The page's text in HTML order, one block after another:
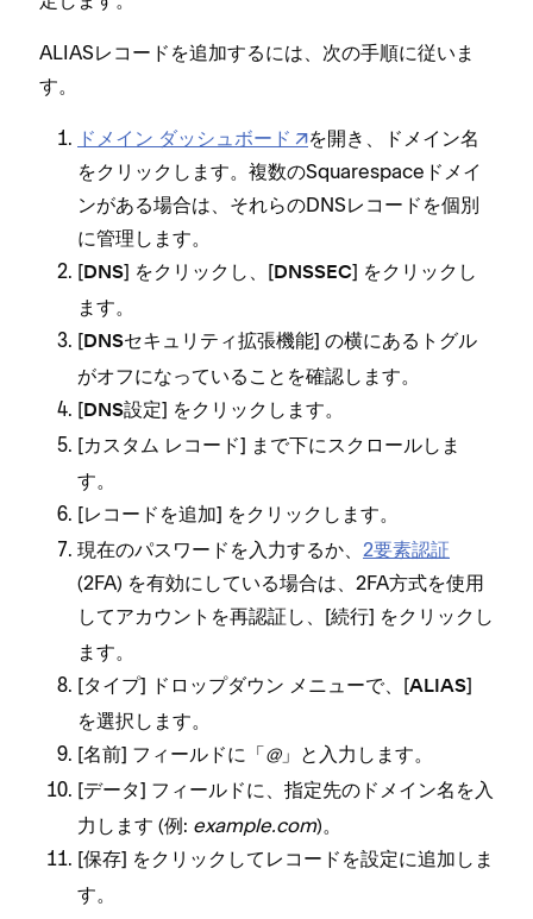
ALIASレコ⁠ードを追加するには⁠、次の手順に従いま
す⁠。
ドメイン ダ⁠ッシ⁠ュボ⁠ード
を開き⁠、ドメイン名
をクリ⁠ックします⁠。複数のSquarespaceドメイ
ンがある場合は⁠、それらのDNSレコ⁠ードを個別
に管理します⁠。
[⁠DNS⁠] をクリ⁠ックし⁠、[⁠DNSSEC⁠] をクリ⁠ックし
ます⁠。
[⁠DNSセキ⁠ュリテ⁠ィ拡張機能⁠] の横にあるトグル
がオフにな⁠っていることを確認します⁠。
[⁠DNS設定⁠] をクリ⁠ックします⁠。
[⁠カスタム レコ⁠ード⁠] まで下にスクロ⁠ールしま
す⁠。
[⁠レコ⁠ードを追加⁠] をクリ⁠ックします⁠。
現在のパスワ⁠ードを入力するか⁠、 2要素認証
(⁠2FA⁠) を有効にしている場合は⁠、2FA方式を使用
してアカウントを再認証し⁠、[⁠続行⁠] をクリ⁠ックし
ます⁠。
[⁠タイプ⁠] ドロ⁠ップダウン メニ⁠ュ⁠ーで⁠、[⁠ALIAS⁠]
を選択します⁠。
[⁠名前⁠] フ⁠ィ⁠ールドに「⁠@⁠」と入力します⁠。
[⁠デ⁠ータ⁠] フ⁠ィ⁠ールドに⁠、指定先のドメイン名を入
力します (⁠例⁠: example⁠.com⁠)⁠。
[⁠保存⁠] をクリ⁠ックしてレコ⁠ードを設定に追加しま
す⁠。